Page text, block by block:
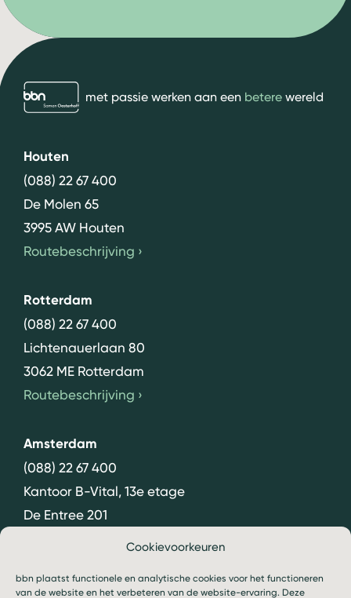
Cookievoorkeuren
bbn plaatst functionele en analytische cookies voor het functioneren
van de website en het verbeteren van de website-ervaring. Deze
bbn adviseursmet passie werken aan een beterewereld
Houten
(088) 22 67 400
De Molen 65
3995 AW Houten
Routebeschrijving ›
Rotterdam
(088) 22 67 400
Lichtenauerlaan 80
3062 ME Rotterdam
Routebeschrijving ›
Amsterdam
(088) 22 67 400
Kantoor B-Vital, 13e etage
De Entree 201
1101 HG Amsterdam